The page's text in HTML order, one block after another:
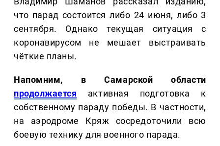
что парад состоится либо 24 июня, либо 3
сентября. Однако текущая ситуация с
коронавирусом не мешает выстраивать
чёткие планы.
Напомним, в Самарской области
продолжается активная подготовка к
собственному параду победы. В частности,
на аэродроме Кряж сосредоточили всю
боевую технику для военного парада.